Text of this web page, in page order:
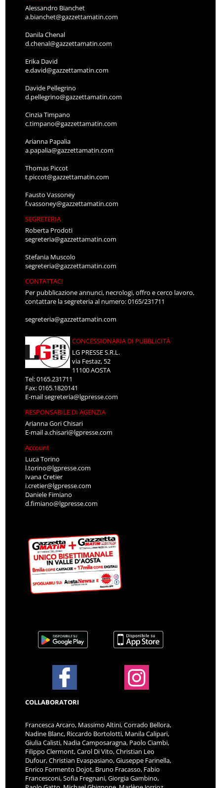
Alessandro Bianchet
a.bianchet@gazzettamatin.com
Danila Chenal
d.chenal@gazzettamatin.com
Erika David
e.david@gazzettamatin.com
Davide Pellegrino
d.pellegrino@gazzettamatin.com
Cinzia Timpano
c.timpano@gazzettamatin.com
Arianna Papalia
a.papalia@gazzettamatin.com
Thomas Piccot
t.piccot@gazzettamatin.com
Fausto Vassoney
f.vassoney@gazzettamatin.com
SEGRETERIA
Roberta Prodoti
segreteria@gazzettamatin.com
Stefania Muscolo
segreteria@gazzettamatin.com
CONTATTACI
Per pubblicazione annunci, necrologi, offro e cerco lavoro,
contattare la segreteria al numero: 0165/231711
segreteria@gazzettamatin.com
CONCESSIONARIA DI PUBBLICITÀ
LG PRESSE S.R.L.
via Festaz, 52
11100 AOSTA
Tel: 0165.231711
Fax: 0165.1820141
E-mailsegreteria@lgpresse.com
RESPONSABILE DI AGENZIA
Arianna Gori Chisari
E-maila.chisari@lgpresse.com
Account
Luca Torino
l.torino@lgpresse.com
Ivana Cretier
i.cretier@lgpresse.com
Daniele Fimiano
d.fimiano@lgpresse.com
COLLABORATORI
Francesca Arcaro, Massimo Altini, Corrado Bellora,
Nadine Blanc, Riccardo Bortolotti, Manila Calipari,
Giulia Calisti, Nadia Camposaragna, Paolo Ciambi,
Filippo Clermont, Carol Di Vito, Christian Leo
Dufour, Christian Evaspasiano, Giuseppe Farinella,
Enrico Formento Dojot, Bruno Fracasso, Fabio
Francesconi, Sofia Fregnani, Giorgia Gambino,